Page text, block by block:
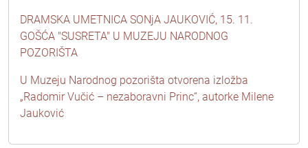
DRAMSKA UMETNICA SONjA JAUKOVIĆ, 15. 11.
GOŠĆA "SUSRETA" U MUZEJU NARODNOG
POZORIŠTA
U Muzeju Narodnog pozorišta otvorena izložba
„Radomir Vučić – nezaboravni Princ“, autorke Milene
Jauković